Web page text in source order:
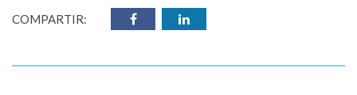
COMPARTIR: